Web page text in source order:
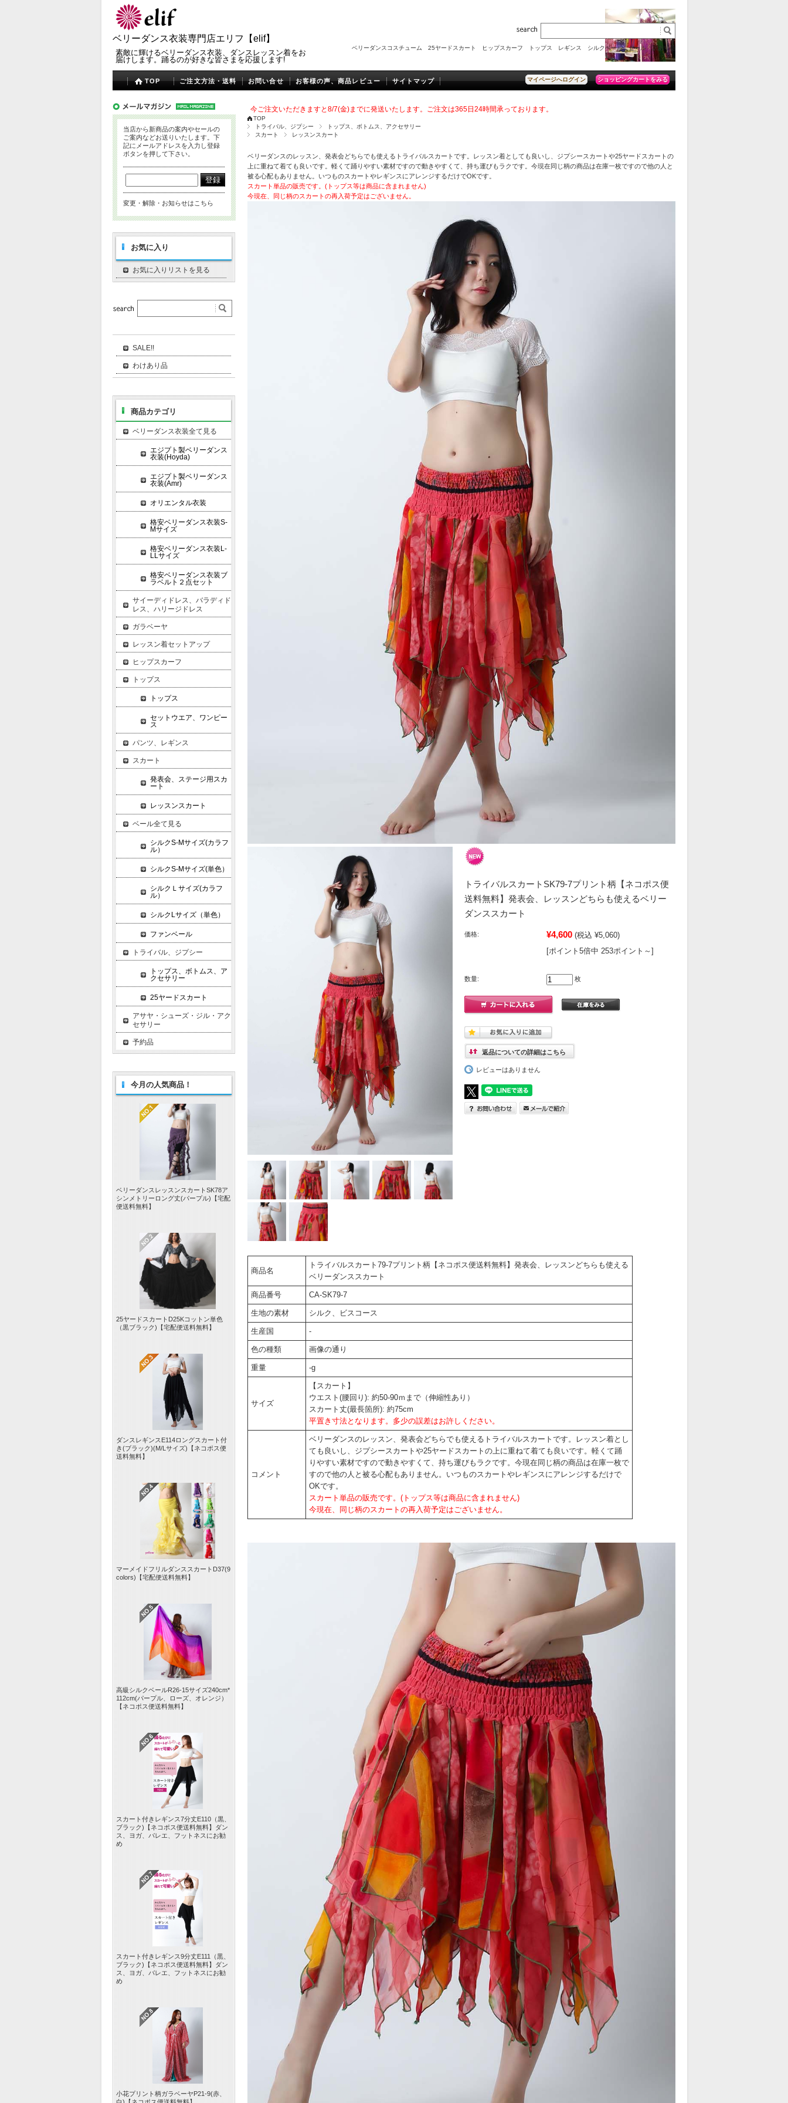
ベリーダンス衣装専門店エリフ【elif】
素敵に輝けるベリーダンス衣装、ダンスレッスン着をお
届けします。踊るのが好きな皆さまを応援します!
ベリーダンスコスチューム 25ヤードスカート ヒップスカーフ トップス レギンス シルクベール セール 訳あり品
マイページへログイン ショッピングカートをみる
TOP ご注文方法・送料 お問い合せ お客様の声、商品レビュー サイトマップ
今ご注文いただきますと8/7(金)までに発送いたします。 ご注文は365日24時間承っております。
TOP
トライバル、ジプシー
トップス、ボトムス、アクセサリー
スカート
レッスンスカート
ベリーダンスのレッスン、発表会どちらでも使えるトライバルスカートです。レッスン着としても良いし、ジプシースカートや25ヤードスカートの
上に重ねて着ても良いです。軽くて踊りやすい素材ですので動きやすくて、持ち運びもラクです。今現在同じ柄の商品は在庫一枚ですので他の人と
被る心配もありません。いつものスカートやレギンスにアレンジするだけでOKです。
スカート単品の販売です。(トップス等は商品に含まれません)
今現在、同じ柄のスカートの再入荷予定はございません。
トライバルスカートSK79-7プリント柄【ネコポス便
送料無料】発表会、レッスンどちらも使えるベリー
ダンススカート
価格: ¥4,600 (税込 ¥5,060)
[ポイント5倍中 253ポイント～]
数量: 枚
返品についての詳細はこちら
レビューはありません
商品名
トライバルスカート79-7プリント柄【ネコポス便送料無料】発表会、レッスンどちらも使える
ベリーダンススカート
商品番号 CA-SK79-7
生地の素材 シルク、ビスコース
生産国 -
色の種類 画像の通り
重量 -g
サイズ
【スカート】
ウエスト(腰回り): 約50-90ｍまで（伸縮性あり）
スカート丈(最長箇所): 約75cm
平置き寸法となります。多少の誤差はお許しください。
コメント
ベリーダンスのレッスン、発表会どちらでも使えるトライバルスカートです。レッスン着とし
ても良いし、ジプシースカートや25ヤードスカートの上に重ねて着ても良いです。軽くて踊
りやすい素材ですので動きやすくて、持ち運びもラクです。今現在同じ柄の商品は在庫一枚で
すので他の人と被る心配もありません。いつものスカートやレギンスにアレンジするだけで
OKです。
スカート単品の販売です。(トップス等は商品に含まれません)
今現在、同じ柄のスカートの再入荷予定はございません。
当店から新商品の案内やセールの
ご案内などお送りいたします。下
記にメールアドレスを入力し登録
ボタンを押して下さい。
変更・解除・お知らせはこちら
お気に入り
お気に入りリストを見る
SALE!!
わけあり品
商品カテゴリ
ベリーダンス衣装全て見る
エジプト製ベリーダンス
衣装(Hoyda)
エジプト製ベリーダンス
衣装(Amr)
オリエンタル衣装
格安ベリーダンス衣装S-
Mサイズ
格安ベリーダンス衣装L-
LLサイズ
格安ベリーダンス衣装ブ
ラベルト２点セット
サイーディドレス、バラディド
レス、ハリージドレス
ガラベーヤ
レッスン着セットアップ
ヒップスカーフ
トップス
トップス
セットウエア、ワンピー
ス
パンツ、レギンス
スカート
発表会、ステージ用スカ
ート
レッスンスカート
ベール全て見る
シルクS-Mサイズ(カラフ
ル）
シルクS-Mサイズ(単色）
シルクＬサイズ(カラフ
ル）
シルクLサイズ（単色）
ファンベール
トライバル、ジプシー
トップス、ボトムス、ア
クセサリー
25ヤードスカート
アサヤ・シューズ・ジル・アク
セサリー
予約品
今月の人気商品！
ベリーダンスレッスンスカートSK78ア
シンメトリーロング丈(パープル)【宅配
便送料無料】
25ヤードスカートD25Kコットン単色
（黒ブラック)【宅配便送料無料】
ダンスレギンスE114ロングスカート付
き(ブラック)(M/Lサイズ)【ネコポス便
送料無料】
マーメイドフリルダンススカートD37(9
colors)【宅配便送料無料】
高級シルクベールR26-15サイズ240cm*
112cm(パープル、ローズ、オレンジ）
【ネコポス便送料無料】
スカート付きレギンス7分丈E110（黒、
ブラック)【ネコポス便送料無料】ダン
ス、ヨガ、バレエ、フットネスにお勧
め
スカート付きレギンス9分丈E111（黒、
ブラック)【ネコポス便送料無料】ダン
ス、ヨガ、バレエ、フットネスにお勧
め
小花プリント柄ガラベーヤP21-9(赤、